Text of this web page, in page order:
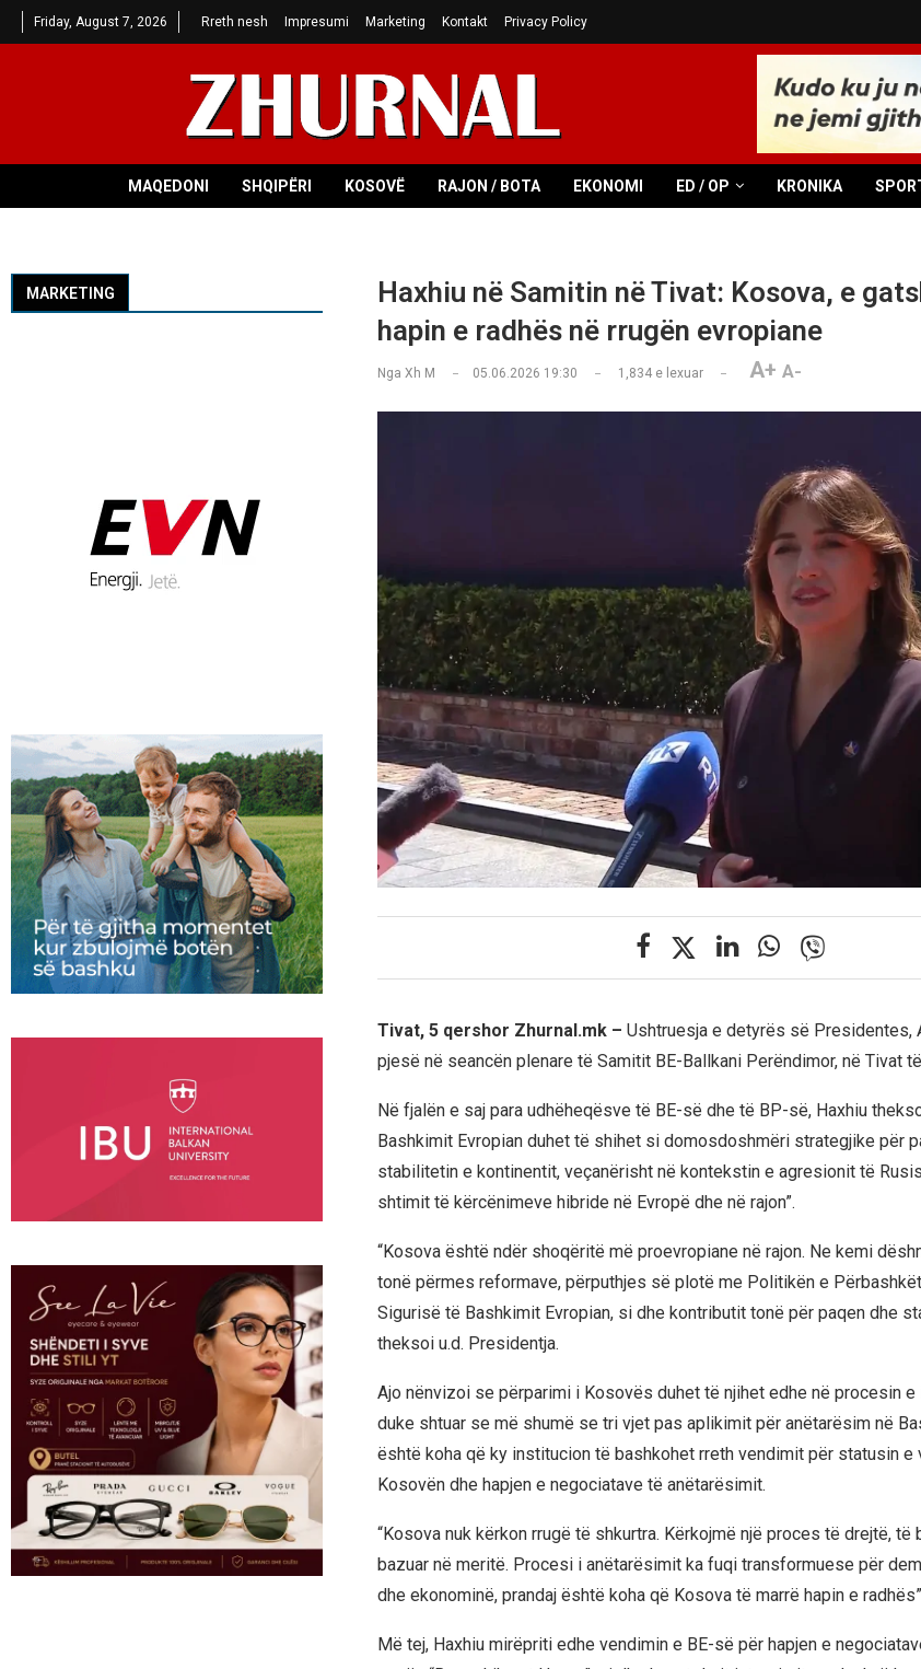
Friday, August 7, 2026 Rreth nesh Impresumi Marketing Kontakt Privacy Policy
MAQEDONI SHQIPËRI KOSOVË RAJON / BOTA EKONOMI ED / OP KRONIKA
Haxhiu në Samitin në Tivat: Kosova, e
hapin e radhës në rrugën evropiane
Nga Xh M 05.06.2026 19:30 1,834e lexuar A+ A-
Tivat, 5 qershor Zhurnal.mk – Ushtruesja e detyrës së Presidentes,
pjesë në seancën plenare të Samitit BE-Ballkani Perëndimor, në Tivat
Në fjalën e saj para udhëheqësve të BE-së dhe të BP-së, Haxhiu
Bashkimit Evropian duhet të shihet si domosdoshmëri strategjike për
stabilitetin e kontinentit, veçanërisht në kontekstin e agresionit të
shtimit të kërcënimeve hibride në Evropë dhe në rajon”.
“Kosova është ndër shoqëritë më proevropiane në rajon. Ne kemi
tonë përmes reformave, përputhjes së plotë me Politikën e
Sigurisë të Bashkimit Evropian, si dhe kontributit tonë për paqen dhe
theksoi u.d. Presidentja.
Ajo nënvizoi se përparimi i Kosovës duhet të njihet edhe në procesin
duke shtuar se më shumë se tri vjet pas aplikimit për anëtarësim në
është koha që ky institucion të bashkohet rreth vendimit për statusin e
Kosovën dhe hapjen e negociatave të anëtarësimit.
“Kosova nuk kërkon rrugë të shkurtra. Kërkojmë një proces të drejtë, të
bazuar në meritë. Procesi i anëtarësimit ka fuqi transformuese për
dhe ekonominë, prandaj është koha që Kosova të marrë hapin e
Më tej, Haxhiu mirëpriti edhe vendimin e BE-së për hapjen e
MARKETING